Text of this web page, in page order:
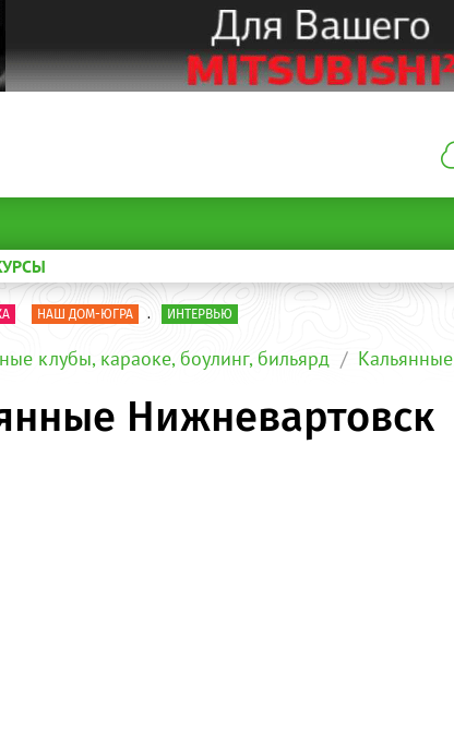
НАШ ДОМ-ЮГРА . ИНТЕРВЬЮ
клубы, караоке, боулинг, бильярд Кальянные
Нижневартовск